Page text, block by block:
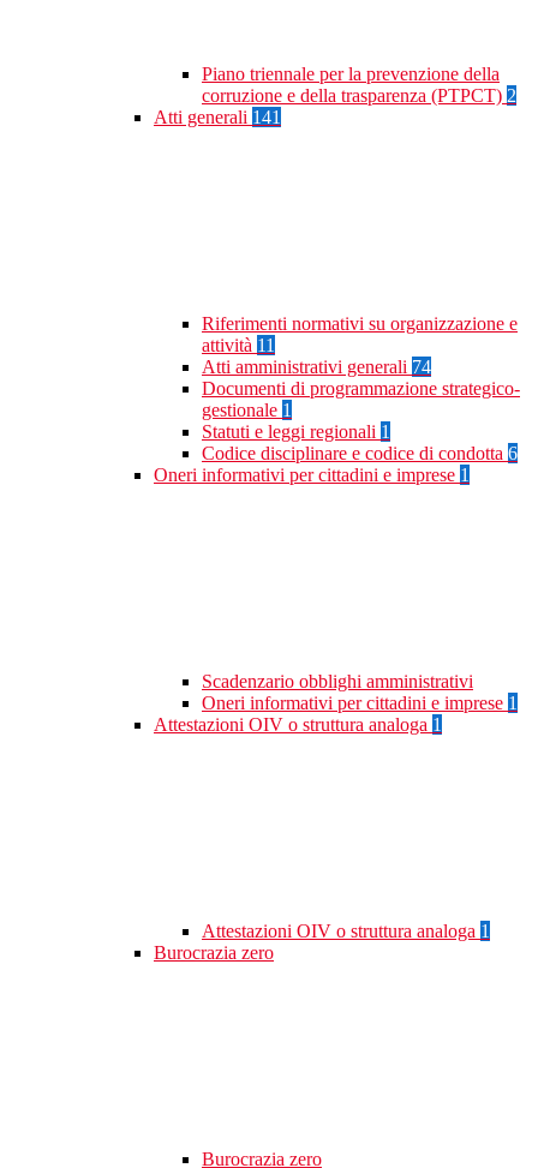
Piano triennale per la prevenzione della
corruzione e della trasparenza (PTPCT) 2
Atti generali 141
Riferimenti normativi su organizzazione e
attività 11
Atti amministrativi generali 74
Documenti di programmazione strategico-
gestionale 1
Statuti e leggi regionali 1
Codice disciplinare e codice di condotta 6
Oneri informativi per cittadini e imprese 1
Scadenzario obblighi amministrativi
Oneri informativi per cittadini e imprese 1
Attestazioni OIV o struttura analoga 1
Attestazioni OIV o struttura analoga 1
Burocrazia zero
Burocrazia zero